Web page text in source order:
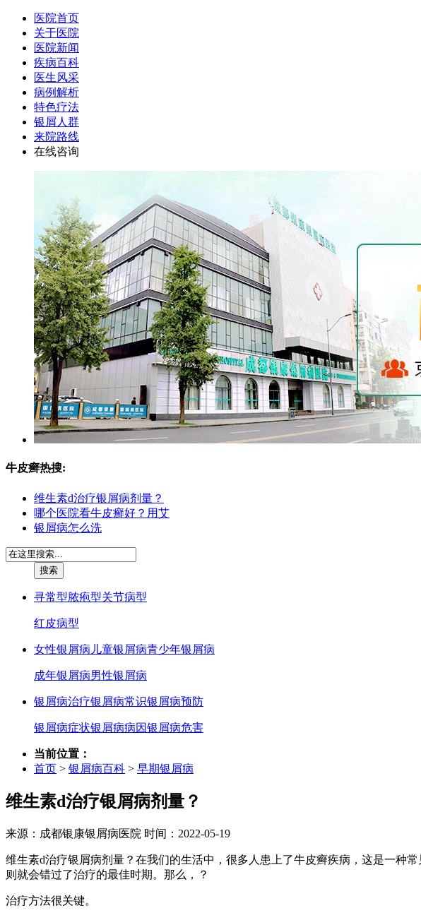
医院首页
关于医院
医院新闻
疾病百科
医生风采
病例解析
特色疗法
银屑人群
来院路线
在线咨询
牛皮癣热搜:
维生素d治疗银屑病剂量？
哪个医院看牛皮癣好？用艾
银屑病怎么洗
寻常型脓疱型关节病型
红皮病型
女性银屑病 儿童银屑病青少年银屑病
成年银屑病男性银屑病
银屑病治疗银屑病常识银屑病预防
银屑病症状银屑病病因银屑病危害
当前位置：
首页 > 银屑病百科 > 早期银屑病
维生素d治疗银屑病剂量？
来源：成都银康银屑病医院 时间：2022-05-19
维生素d治疗银屑病剂量？在我们的生活中，很多人患上了牛皮癣疾病，这是一种
则就会错过了治疗的最佳时期。那么，？
治疗方法很关键。